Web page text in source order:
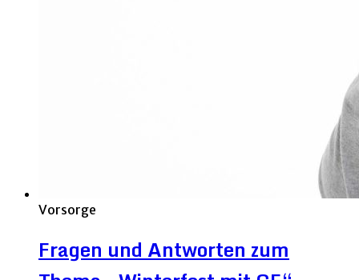
Vorsorge
Fragen und Antworten zum